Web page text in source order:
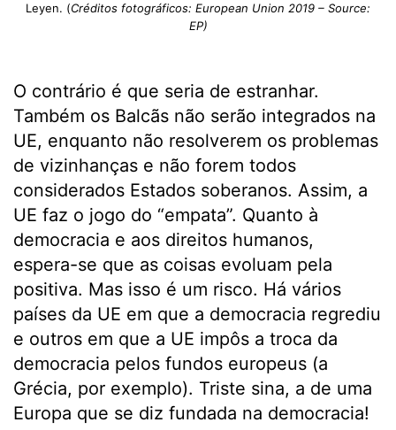
Leyen. (Créditos fotográficos: European Union 2019 – Source:
EP)
O contrário é que seria de estranhar.
Também os Balcãs não serão integrados na
UE, enquanto não resolverem os problemas
de vizinhanças e não forem todos
considerados Estados soberanos. Assim, a
UE faz o jogo do “empata”. Quanto à
democracia e aos direitos humanos,
espera-se que as coisas evoluam pela
positiva. Mas isso é um risco. Há vários
países da UE em que a democracia regrediu
e outros em que a UE impôs a troca da
democracia pelos fundos europeus (a
Grécia, por exemplo). Triste sina, a de uma
Europa que se diz fundada na democracia!